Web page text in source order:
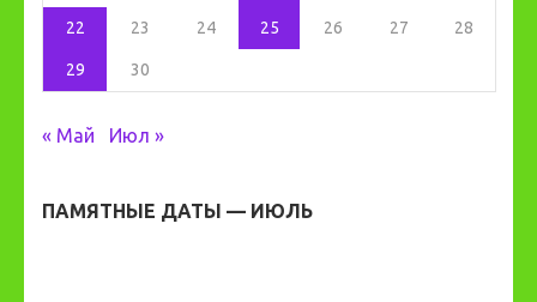
22 23 24 25 26 27 28
29 30
« Май Июл »
ПАМЯТНЫЕ ДАТЫ — ИЮЛЬ